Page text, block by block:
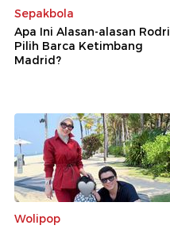
Sepakbola
Apa Ini Alasan-alasan Rodri
Pilih Barca Ketimbang
Madrid?
Wolipop